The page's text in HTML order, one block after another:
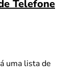
Telefone
uma lista de